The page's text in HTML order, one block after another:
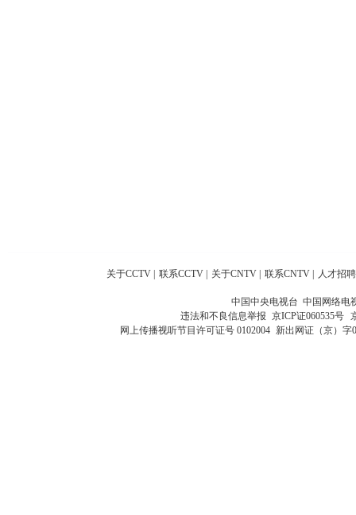
关于CCTV | 联系CCTV | 关于CNTV | 联系CNTV | 人才招聘
中国中央电视台 中国网络电
违法和不良信息举报 京ICP证060535号
网上传播视听节目许可证号 0102004 新出网证（京）